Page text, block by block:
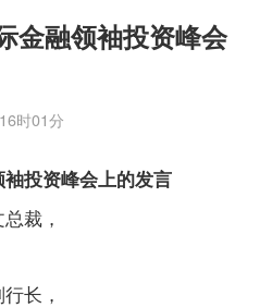
金融领袖投资峰会
时01分
投资峰会上的发言
裁，
长，